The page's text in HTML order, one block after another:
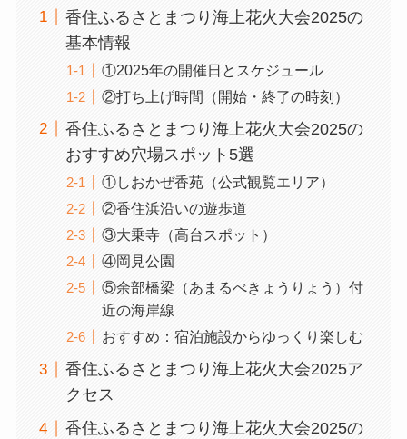
香住ふるさとまつり海上花火大会2025の
基本情報
①2025年の開催日とスケジュール
②打ち上げ時間（開始・終了の時刻）
香住ふるさとまつり海上花火大会2025の
おすすめ穴場スポット5選
①しおかぜ香苑（公式観覧エリア）
②香住浜沿いの遊歩道
③大乗寺（高台スポット）
④岡見公園
⑤余部橋梁（あまるべきょうりょう）付
近の海岸線
おすすめ：宿泊施設からゆっくり楽しむ
香住ふるさとまつり海上花火大会2025ア
クセス
香住ふるさとまつり海上花火大会2025の